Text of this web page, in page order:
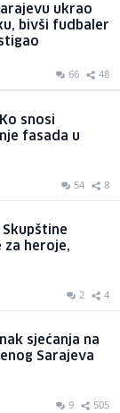
ukrao
bivši fudbaler
66 48
snosi
fasada u
54 8
Skupštine
za heroje,
2 4
sjećanja na
Sarajeva
9 505